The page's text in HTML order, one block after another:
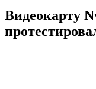
Видеокарту